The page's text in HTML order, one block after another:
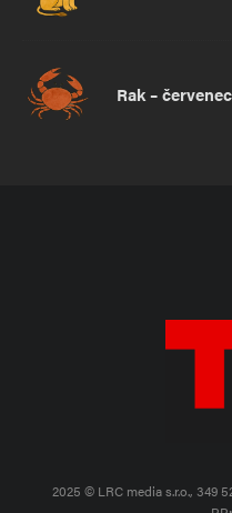
Rak – červenec
2025 © LRC media s.r.o., 349